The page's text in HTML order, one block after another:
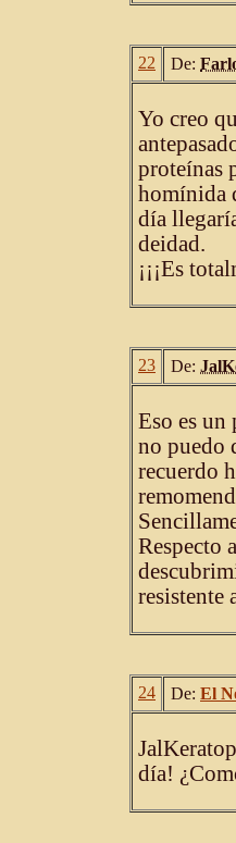
22 De:
Yo creo
proteínas
homínida
día
deidad.
¡¡¡Es
23 De:
Eso es un
no puedo
recuerdo
Respecto
resistente
24 De: El
día!